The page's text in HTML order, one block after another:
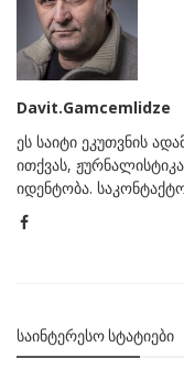
Davit.Gamcemlidze
ეს საიტი ეკუთვნის
ითქვას,
იდენტობა.
ᲡᲐᲘᲜᲢᲔᲠᲔᲡᲝ ᲡᲢᲐᲢᲘᲔᲑᲘ